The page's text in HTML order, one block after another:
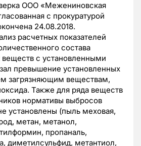
ООО «Межениновская
с прокуратурой
24.08.2018.
расчетных показателей
состава
с установленными
превышение установленных
загрязняющим веществам,
Также для ряда веществ
нормативы выбросов
установлены (пыль меховая,
метан, метанол,
пропаналь,
диметилсульфид, метантиол,